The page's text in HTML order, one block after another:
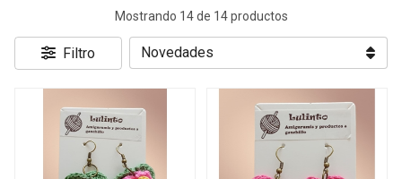
Mostrando 14 de 14 productos
Filtro